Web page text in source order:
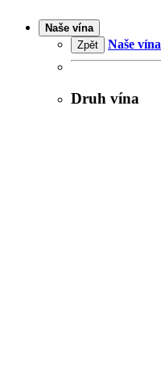
Naše vína
Zpět
Naše vína
Druh vína